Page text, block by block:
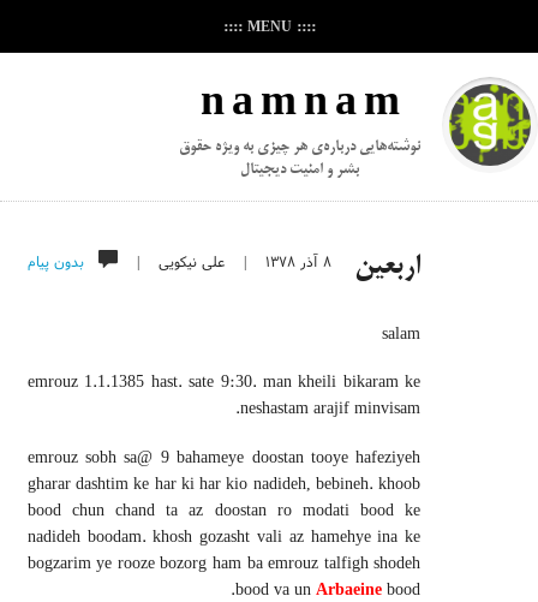
:::: MENU ::::
n a m n a m
نوشته‌هایی درباره‌ی هر چیزی به ویژه حقوق
بشر و امنیت دیجیتال
۸ آذر ۱۳۷۸ |علی نیکویی | بدون پیام اربعین
salam
emrouz 1.1.1385 hast. sate 9:30. man kheili bikaram ke
neshastam arajif minvisam.
emrouz sobh sa@ 9 bahameye doostan tooye hafeziyeh
gharar dashtim ke har ki har kio nadideh, bebineh. khoob
bood chun chand ta az doostan ro modati bood ke
nadideh boodam. khosh gozasht vali az hamehye ina ke
bogzarim ye rooze bozorg ham ba emrouz talfigh shodeh
bood va unArbaeine bood.